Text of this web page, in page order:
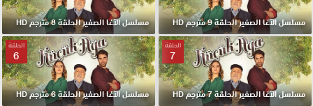
مسلسل الآغا الصغير الحلقة 9 مترجم HD مسلسل الآغا الصغير الحلقة 8 مترجم HD
الحلقة
7
مسلسل الآغا الصغير الحلقة 7 مترجم HD
الحلقة
6
مسلسل الآغا الصغير الحلقة 6 مترجم HD